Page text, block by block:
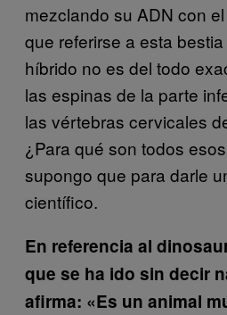
mezclando su ADN con
que referirse a esta
híbrido no es del todo
las espinas de la parte
las vértebras cervicales
¿Para qué son todos
supongo que para darle
científico.
En referencia al
que se ha ido sin decir
afirma: «Es un animal